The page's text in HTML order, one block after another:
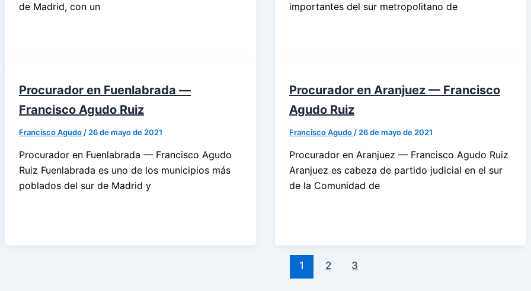
de Madrid, con un
importantes del sur metropolitano de
Procurador en Fuenlabrada —
Francisco Agudo Ruiz
Francisco Agudo/26 de mayo de 2021
Procurador en Fuenlabrada — Francisco Agudo
Ruiz Fuenlabrada es uno de los municipios más
poblados del sur de Madrid y
Procurador en Aranjuez — Francisco
Agudo Ruiz
Francisco Agudo/26 de mayo de 2021
Procurador en Aranjuez — Francisco Agudo Ruiz
Aranjuez es cabeza de partido judicial en el sur
de la Comunidad de
1 2 3